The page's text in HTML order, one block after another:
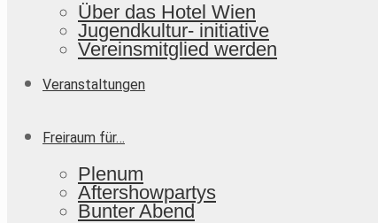
Über das Hotel Wien
Jugendkultur- initiative
Vereinsmitglied werden
Veranstaltungen
Freiraum für…
Plenum
Aftershowpartys
Bunter Abend